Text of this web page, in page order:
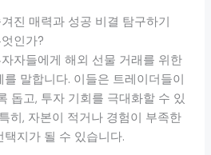
진 매력과 성공 비결 탐구하기
인가?
자들에게 해외 선물 거래를 위한
말합니다. 이들은 트레이더들이
돕고, 투자 기회를 극대화할 수 있
히, 자본이 적거나 경험이 부족한
지가 될 수 있습니다.